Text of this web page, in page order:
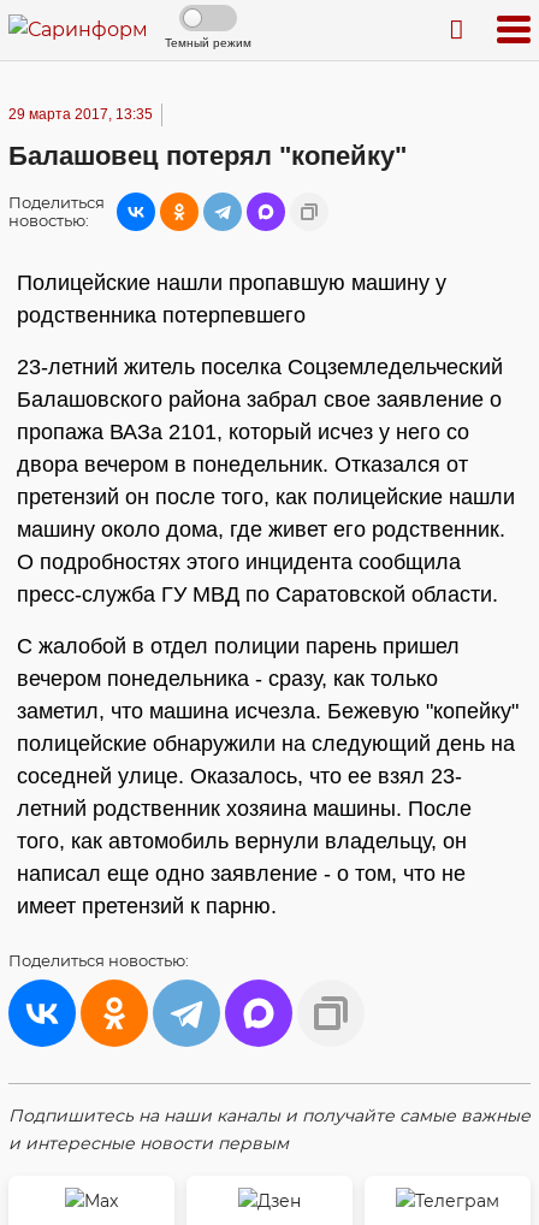
Темный режим
29 марта 2017, 13:35
Балашовец потерял "копейку"
Поделиться
новостью:
Полицейские нашли пропавшую машину у
родственника потерпевшего
23-летний житель поселка Соцземледельческий
Балашовского района забрал свое заявление о
пропажа ВАЗа 2101, который исчез у него со
двора вечером в понедельник. Отказался от
претензий он после того, как полицейские нашли
машину около дома, где живет его родственник.
О подробностях этого инцидента сообщила
пресс-служба ГУ МВД по Саратовской области.
С жалобой в отдел полиции парень пришел
вечером понедельника - сразу, как только
заметил, что машина исчезла. Бежевую "копейку"
полицейские обнаружили на следующий день на
соседней улице. Оказалось, что ее взял 23-
летний родственник хозяина машины. После
того, как автомобиль вернули владельцу, он
написал еще одно заявление - о том, что не
имеет претензий к парню.
Поделиться новостью:
Подпишитесь на наши каналы и получайте самые важные
и интересные новости первым